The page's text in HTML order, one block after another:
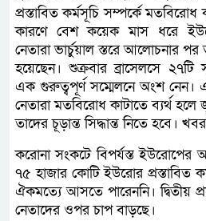
প্রস্তাবিত কর্মসূচি সম্পর্কে
কারণে বেশ কয়েক মাস ধরে
নেতারা ভার্চুয়াল স্তরে আলোচনার
হয়েছেন। শুক্রবার ব্রাসেলসে
এক গুরুত্বপূর্ণ সম্মেলনে অংশ নেন।
নেতারা মতবিরোধ কাটাতে ব্যর্থ
তাদের চূড়ান্ত সিদ্ধান্ত নিতে হবে।
করোনা সংকটে বিপর্যস্ত ইউরোপের
৭৫ হাজার কোটি ইউরোর প্রস্তাবিত
ঐকমত্যে আসতে পারেননি। দ্বিতীয়
নেতাদের ওপর চাপ বাড়ছে।